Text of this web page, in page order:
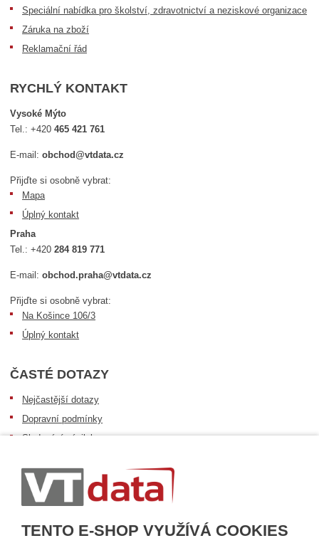
TENTO E-SHOP VYUŽÍVÁ COOKIES
Speciální nabídka pro školství, zdravotnictví a neziskové organizace
Záruka na zboží
Reklamační řád
RYCHLÝ KONTAKT
Vysoké Mýto
Tel.:+420465 421 761
E-mail:obchod@vtdata.cz
Přijďte si osobně vybrat:
Mapa
Úplný kontakt
Praha
Tel.:+420284 819 771
E-mail:obchod.praha@vtdata.cz
Přijďte si osobně vybrat:
Na Košince 106/3
Úplný kontakt
ČASTÉ DOTAZY
Nejčastější dotazy
Dopravní podmínky
Sledování zásilek
Informace k dostupnosti zboží
Obecné informace